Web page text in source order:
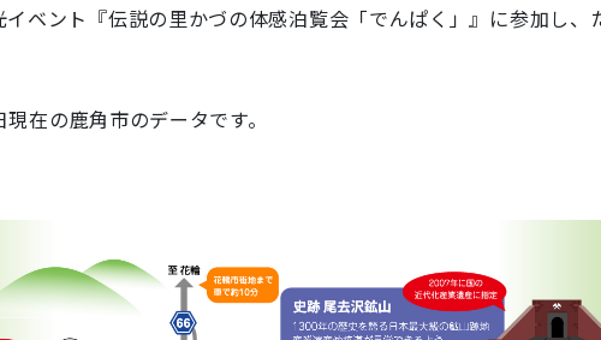
ベント『伝説の里かづの体感泊覧会「でんぱく」』に参加し
在の鹿角市のデータです。